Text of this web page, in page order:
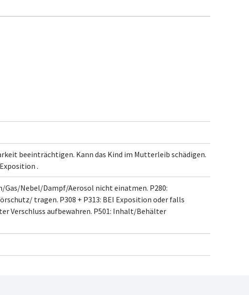
beeinträchtigen. Kann das Kind im Mutterleib schädigen.
.
Gas/Nebel/Dampf/Aerosol nicht einatmen. P280:
tragen. P308 + P313: BEI Exposition oder falls
Verschluss aufbewahren. P501: Inhalt/Behälter